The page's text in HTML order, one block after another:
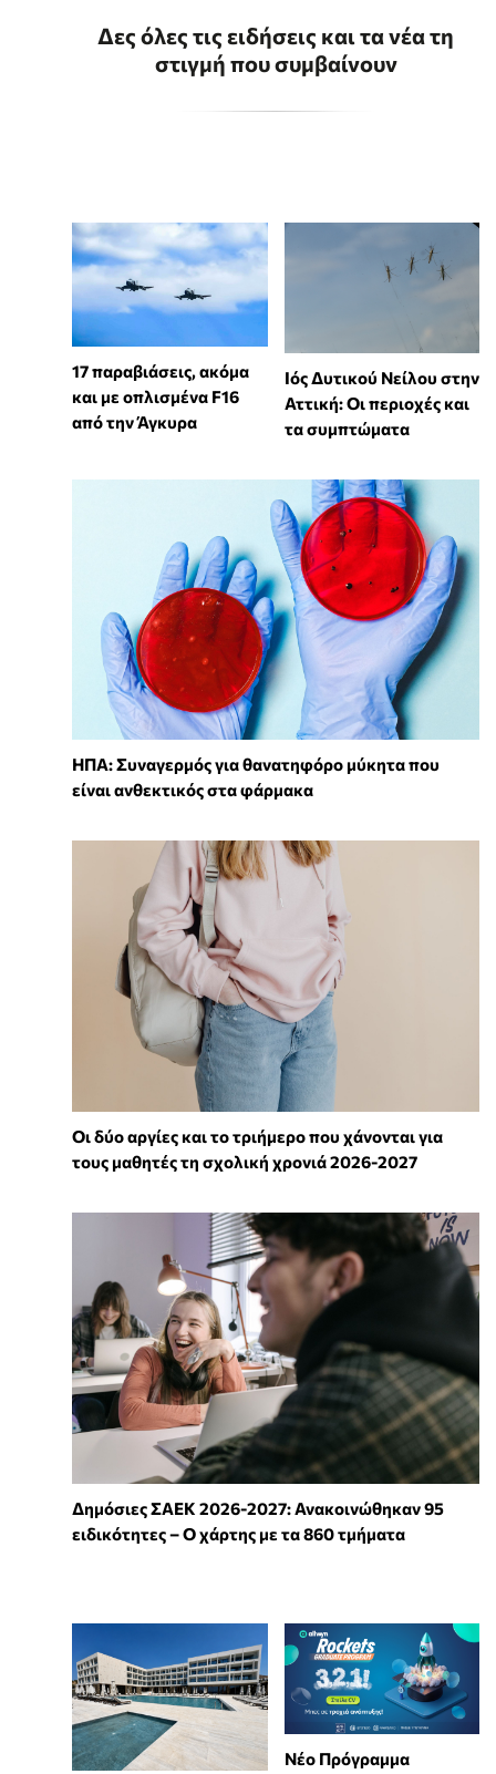
Δες όλες τις ειδήσεις και τα νέα τη
στιγμή που συμβαίνουν
17 παραβιάσεις, ακόμα
και με οπλισμένα F16
από την Άγκυρα
Ιός Δυτικού Νείλου στην
Αττική: Οι περιοχές και
τα συμπτώματα
ΗΠΑ: Συναγερμός για θανατηφόρο μύκητα που
είναι ανθεκτικός στα φάρμακα
Οι δύο αργίες και το τριήμερο που χάνονται για
τους μαθητές τη σχολική χρονιά 2026-2027
Δημόσιες ΣΑΕΚ 2026-2027: Ανακοινώθηκαν 95
ειδικότητες – Ο χάρτης με τα 860 τμήματα
Νέο Πρόγραμμα